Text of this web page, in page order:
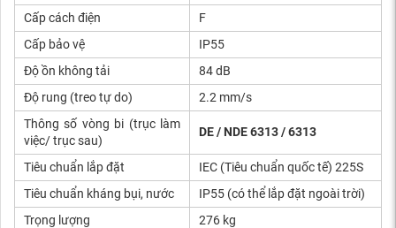
Cấp cách điện
F
Cấp bảo vệ
IP55
Độ ồn không tải
84 dB
Độ rung (treo tự do)
2.2 mm/s
Thông số vòng bi (trục làm
việc/ trục sau)
DE / NDE 6313 / 6313
Tiêu chuẩn lắp đặt
IEC (Tiêu chuẩn quốc tế) 225S
Tiêu chuẩn kháng bụi, nước
IP55 (có thể lắp đặt ngoài trời)
Trọng lượng
276 kg